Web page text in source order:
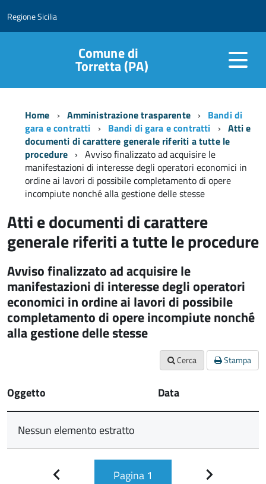
Regione Sicilia
Comune di
Torretta (PA)
Home Amministrazione trasparente
Bandi di
gara e contratti
Bandi di gara e contratti
Atti e
documenti di carattere generale riferiti a tutte le
procedure
Avviso finalizzato ad acquisire le
manifestazioni di interesse degli operatori economici in
ordine ai lavori di possibile completamento di opere
incompiute nonché alla gestione delle stesse
Atti e documenti di carattere
generale riferiti a tutte le procedure
Avviso finalizzato ad acquisire le
manifestazioni di interesse degli operatori
economici in ordine ai lavori di possibile
completamento di opere incompiute nonché
alla gestione delle stesse
Cerca Stampa
Oggetto Data
Nessun elemento estratto
Pagina 1